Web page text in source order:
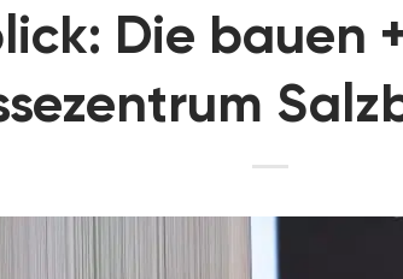
Die bauen